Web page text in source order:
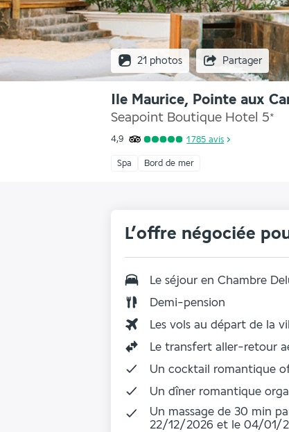
21 photos Partager
Ile Maurice, Pointe aux
Seapoint Boutique Hotel 5*
4,9 1 785 avis
Spa Bord de mer
L’offre négociée
Le séjour en Chambre
Demi-pension
Les vols au départ de la
Le transfert aller-retour
Un cocktail romantique
Un dîner romantique
Un massage de 30 min
22/12/2026 et le 04/01/